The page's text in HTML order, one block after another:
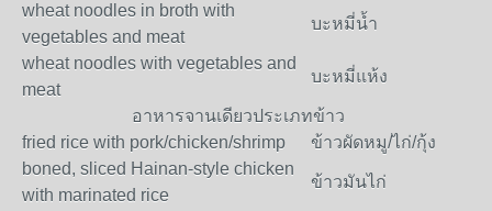
wheat noodles in broth with
vegetables and meat
บะหมี่น้ำ
wheat noodles with vegetables and
meat
บะหมี่แห้ง
อาหารจานเดียวประเภทข้าว
fried rice with pork/chicken/shrimp
ข้าวผัดหมู/ไก่/กุ้ง
boned, sliced Hainan-style chicken
with marinated rice
ข้าวมันไก่